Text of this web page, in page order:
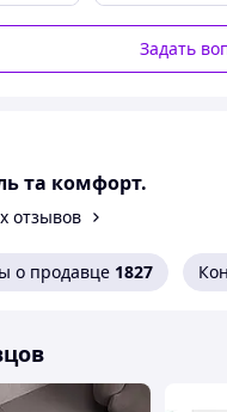
Задать
та комфорт.
отзывов
о продавце 1827